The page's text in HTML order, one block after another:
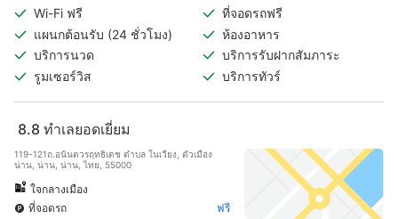
Wi-Fi ฟรี
ที่จอดรถฟรี
แผนกต้อนรับ (24 ชั่วโมง)
ห้องอาหาร
บริการนวด
บริการรับฝากสัมภาระ
รูมเซอร์วิส
บริการทัวร์
8.8 ทำเลยอดเยี่ยม
119-121ถ.อนันตวรฤทธิเดช ตำบล ในเวียง, ตัวเมือง
น่าน, น่าน, น่าน, ไทย, 55000
ใจกลางเมือง
ที่จอดรถ
ฟรี